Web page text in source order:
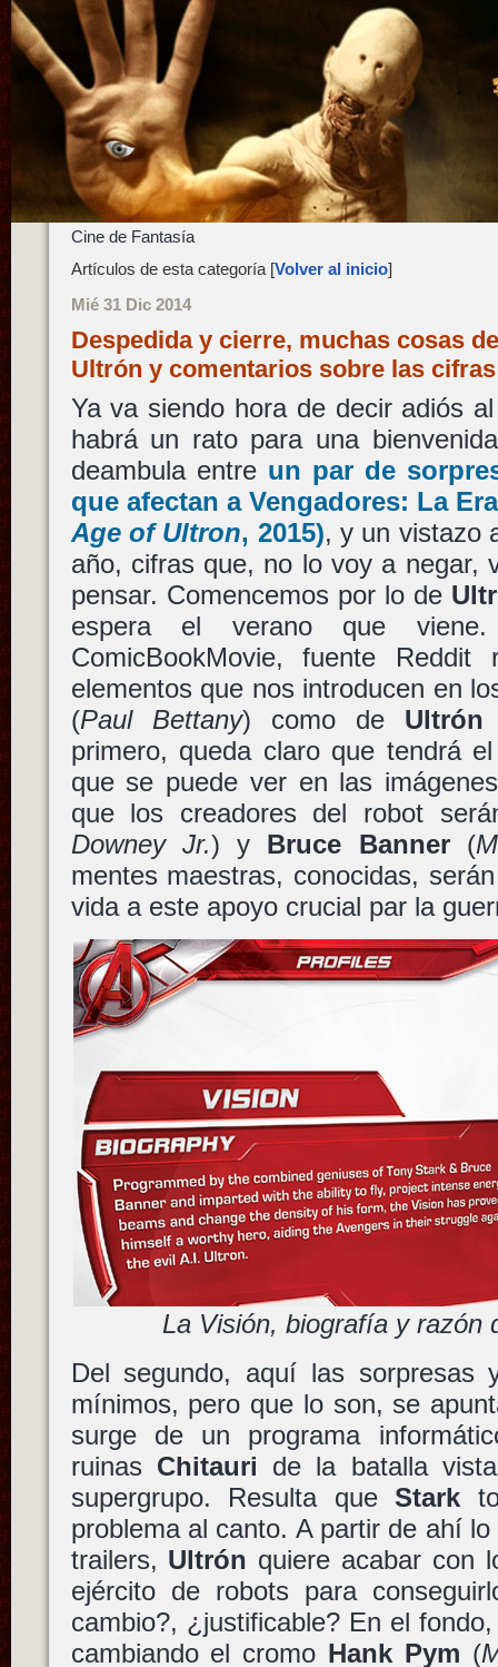
Cine de Fantasía
Artículos de esta categoría [Volver al inicio]
Mié 31 Dic 2014
Despedida y cierre, muchas cosas
Ultrón y comentarios sobre las
Ya va siendo hora de decir adiós
habrá un rato para una
deambula entre un par de
que afectan a Vengadores: La
Age of Ultron, 2015), y un vistazo
año, cifras que, no lo voy a negar,
pensar. Comencemos por lo de
espera el verano que
ComicBookMovie, fuente
elementos que nos introducen en
(Paul Bettany) como de Ultrón
primero, queda claro que tendrá
que se puede ver en las
que los creadores del robot
Downey Jr.) y Bruce Banner(
mentes maestras, conocidas,
vida a este apoyo crucial par la
La Visión, biografía y razón
Del segundo, aquí las
mínimos, pero que lo son, se
surge de un programa
ruinas Chitauri de la batalla
supergrupo. Resulta queStark
problema al canto. A partir de ahí
trailers, Ultrón quiere acabar con
ejército de robots para
cambio?, ¿justificable? En el
cambiando el cromo Hank Pym (